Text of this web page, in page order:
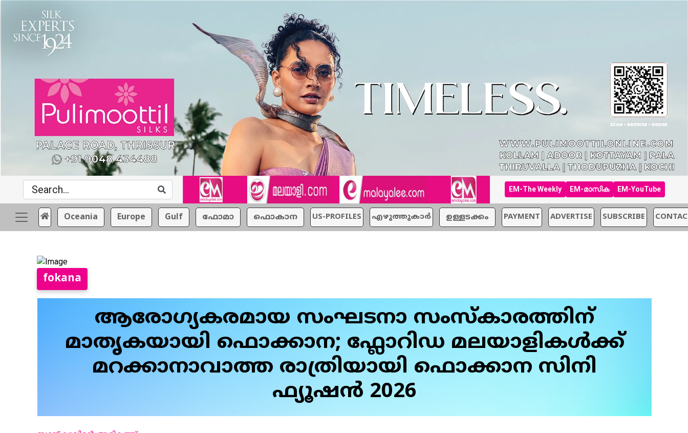
EM-The Weekly EM-മാസിക EM-YouTube
Oceania Europe Gulf ഫോമാ ഫൊകാന US-PROFILES എഴുത്തുകാര്‍ ഉള്ളടക്കം PAYMENT ADVERTISE SUBSCRIBE
fokana
ആരോഗ്യകരമായ സംഘടനാ സംസ്കാരത്തിന്
മാതൃകയായി ഫൊക്കാന; ഫ്ലോറിഡ മലയാളികൾക്ക്
മറക്കാനാവാത്ത രാത്രിയായി ഫൊക്കാന സിനി
ഫ്യൂഷന്‍ 2026